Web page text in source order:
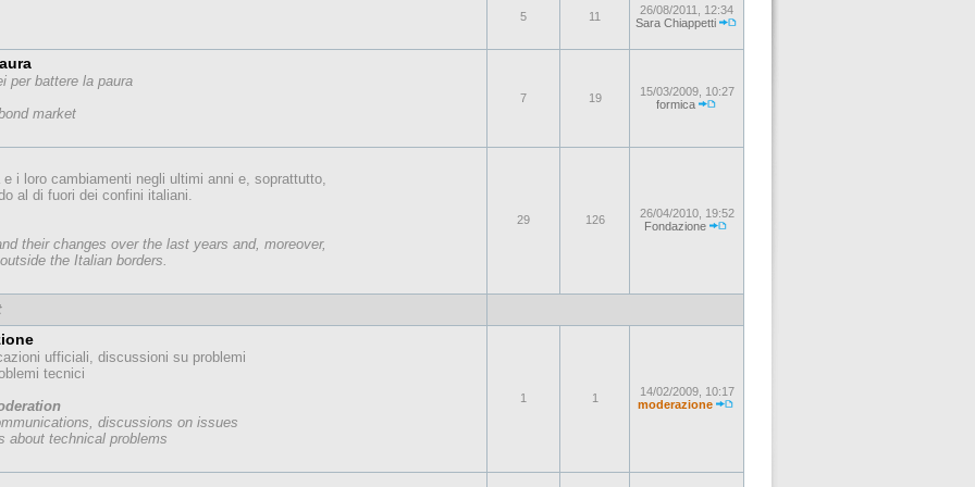
5 11
26/08/2011, 12:34
Sara Chiappetti
per battere la paura
market
7 19
15/03/2009, 10:27
formica
i loro cambiamenti negli ultimi anni e, soprattutto,
al di fuori dei confini italiani.
their changes over the last years and, moreover,
the Italian borders.
29 126
26/04/2010, 19:52
Fondazione
ufficiali, discussioni su problemi
tecnici
discussions on issues
about technical problems
1 1
14/02/2009, 10:17
moderazione